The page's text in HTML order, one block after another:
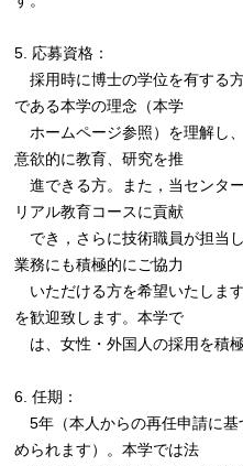
5. 応募資格：
採用時に博士の学位を有する
である本学の理念（本学
ホームページ参照）を理解し
意欲的に教育、研究を推
進できる方。また，当センタ
リアル教育コースに貢献
でき，さらに技術職員が担当
業務にも積極的にご協力
いただける方を希望いたしま
を歓迎致します。本学で
は、女性・外国人の採用を積
6. 任期：
5年（本人からの再任申請に基
められます）。本学では法